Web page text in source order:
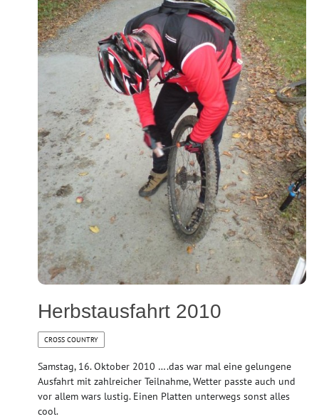
Herbstausfahrt 2010
CROSS COUNTRY
Samstag, 16. Oktober 2010 ….das war mal eine gelungene
Ausfahrt mit zahlreicher Teilnahme, Wetter passte auch und
vor allem wars lustig. Einen Platten unterwegs sonst alles
cool.